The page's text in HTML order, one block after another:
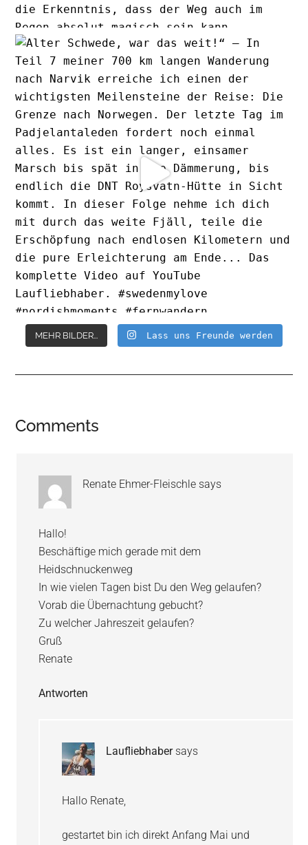
MEHR BILDER... Lass uns Freunde werden
Reader
Comments
Renate Ehmer-Fleischle says
Hallo!
Beschäftige mich gerade mit dem
Heidschnuckenweg
In wie vielen Tagen bist Du den Weg gelaufen?
Vorab die Übernachtung gebucht?
Zu welcher Jahreszeit gelaufen?
Gruß
Renate
Antworten
Laufliebhaber says
Hallo Renate,
gestartet bin ich direkt Anfang Mai und